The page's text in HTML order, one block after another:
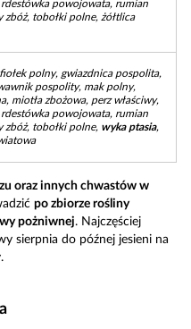
powojowata, rumian
zbóż, tobołki polne, żółtlica
polny, gwiazdnica pospolita,
pospolity, mak polny,
miotła zbożowa, perz właściwy,
powojowata, rumian
zbóż, tobołki polne, wyka ptasia,
oraz innych chwastów w
po zbiorze rośliny
pożniwnej. Najczęściej
sierpnia do późnej jesieni na